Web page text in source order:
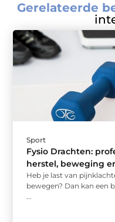
Gerelateerde
Sport
Fysio Drachten:
herstel, beweging
Heb je last van
bewegen? Dan kan een
...